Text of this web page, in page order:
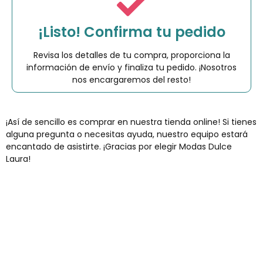
¡Listo! Confirma tu pedido
Revisa los detalles de tu compra, proporciona la
información de envío y finaliza tu pedido. ¡Nosotros
nos encargaremos del resto!
¡Así de sencillo es comprar en nuestra tienda online! Si tienes
alguna pregunta o necesitas ayuda, nuestro equipo estará
encantado de asistirte. ¡Gracias por elegir Modas Dulce
Laura!